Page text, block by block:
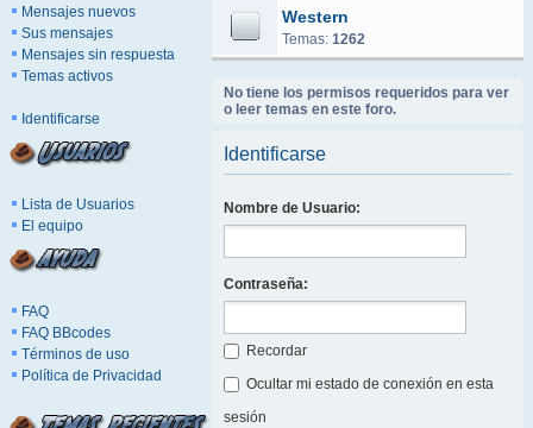
Mensajes nuevos
Sus mensajes
Mensajes sin respuesta
Temas activos
Identificarse
Lista de Usuarios
El equipo
FAQ
FAQ BBcodes
Términos de uso
Política de Privacidad
Western
Temas: 1262
No tiene los permisos requeridos para ver
o leer temas en este foro.
Identificarse
Nombre de Usuario:
Contraseña:
Recordar
Ocultar mi estado de conexión en esta
sesión